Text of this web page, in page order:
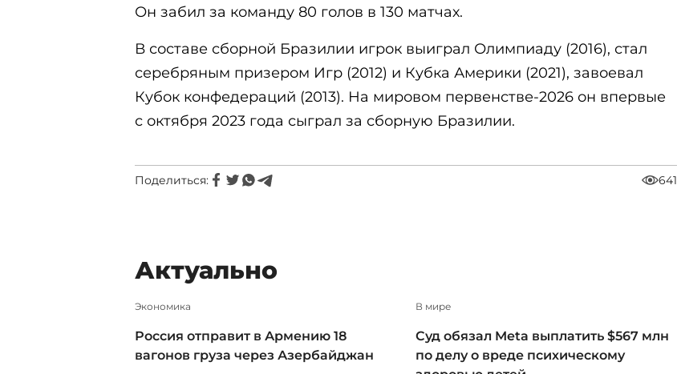
Он забил за команду 80 голов в 130 матчах.
В составе сборной Бразилии игрок выиграл Олимпиаду (2016), стал
серебряным призером Игр (2012) и Кубка Америки (2021), завоевал
Кубок конфедераций (2013). На мировом первенстве-2026 он впервые
с октября 2023 года сыграл за сборную Бразилии.
Поделиться: 641
Актуально
Экономика
Россия отправит в Армению 18
вагонов груза через Азербайджан
В мире
Суд обязал Meta выплатить $567 млн
по делу о вреде психическому